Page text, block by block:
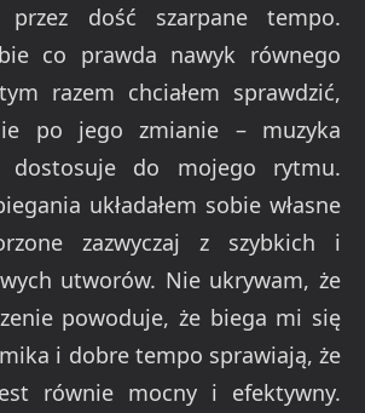
przez dość szarpane tempo.
co prawda nawyk równego
razem chciałem sprawdzić,
po jego zmianie – muzyka
dostosuje do mojego rytmu.
układałem sobie własne
zazwyczaj z szybkich i
utworów. Nie ukrywam, że
powoduje, że biega mi się
i dobre tempo sprawiają, że
równie mocny i efektywny.